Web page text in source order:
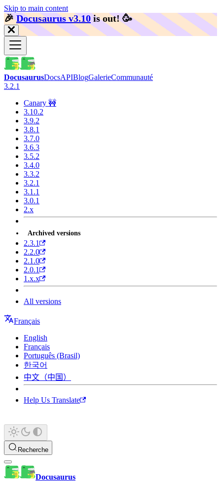
Skip to main content
🎉️Docusaurus v3.10 is out! 🥳️
DocusaurusDocsAPIBlogGalerieCommunauté
3.2.1
Canary 🚧
3.10.2
3.9.2
3.8.1
3.7.0
3.6.3
3.5.2
3.4.0
3.3.2
3.2.1
3.1.1
3.0.1
2.x
Archived versions
2.3.1
2.2.0
2.1.0
2.0.1
1.x.x
All versions
Français
English
Français
Português (Brasil)
한국어
中文（中国）
Help Us Translate
Recherche
Docusaurus